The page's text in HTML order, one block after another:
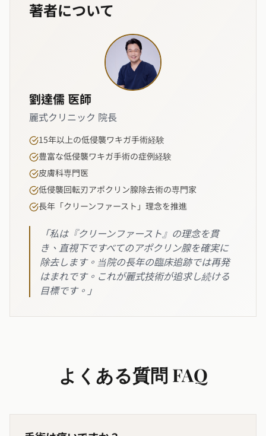
著者について
劉達儒 医師
麗式クリニック 院長
15年以上の低侵襲ワキガ手術経験
豊富な低侵襲ワキガ手術の症例経験
皮膚科専門医
低侵襲回転刃アポクリン腺除去術の専門家
長年「クリーンファースト」理念を推進
「私は『クリーンファースト』の理念を貫
き、直視下ですべてのアポクリン腺を確実に
除去します。当院の長年の臨床追跡では再発
はまれです。これが麗式技術が追求し続ける
目標です。」
よくある質問 FAQ